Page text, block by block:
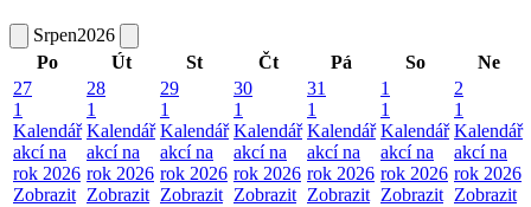
Srpen2026
Po
Út St Čt Pá So
Ne
27
1
Kalendář
akcí na
rok 2026
Zobrazit
28
1
Kalendář
akcí na
rok 2026
Zobrazit
29
1
Kalendář
akcí na
rok 2026
Zobrazit
30
1
Kalendář
akcí na
rok 2026
Zobrazit
31
1
Kalendář
akcí na
rok 2026
Zobrazit
1
1
Kalendář
akcí na
rok 2026
Zobrazit
2
1
Kalendář
akcí na
rok 2026
Zobrazit